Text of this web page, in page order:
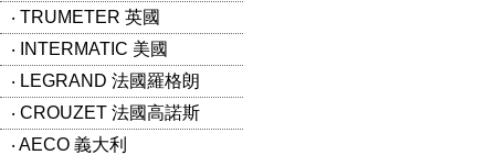
‧ TRUMETER 英國
‧ INTERMATIC 美國
‧ LEGRAND 法國羅格朗
‧ CROUZET 法國高諾斯
‧ AECO 義大利